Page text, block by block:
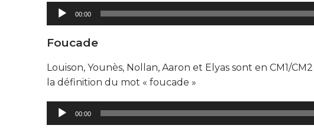
Lecteur
audio
00:00
Foucade
Louison, Younès, Nollan, Aaron et Elyas sont en CM1/
la définition du mot « foucade »
Lecteur
audio
00:00